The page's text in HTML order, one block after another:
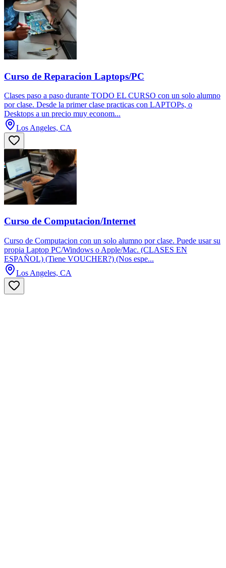
Curso de Reparacion Laptops/PC
Clases paso a paso durante TODO EL CURSO con un solo alumno
por clase. Desde la primer clase practicas con LAPTOPs, o
Desktops a un precio muy econom...
Los Angeles, CA
Curso de Computacion/Internet
Curso de Computacion con un solo alumno por clase. Puede usar su
propia Laptop PC/Windows o Apple/Mac. (CLASES EN
ESPAÑOL) (Tiene VOUCHER?) (Nos espe...
Los Angeles, CA